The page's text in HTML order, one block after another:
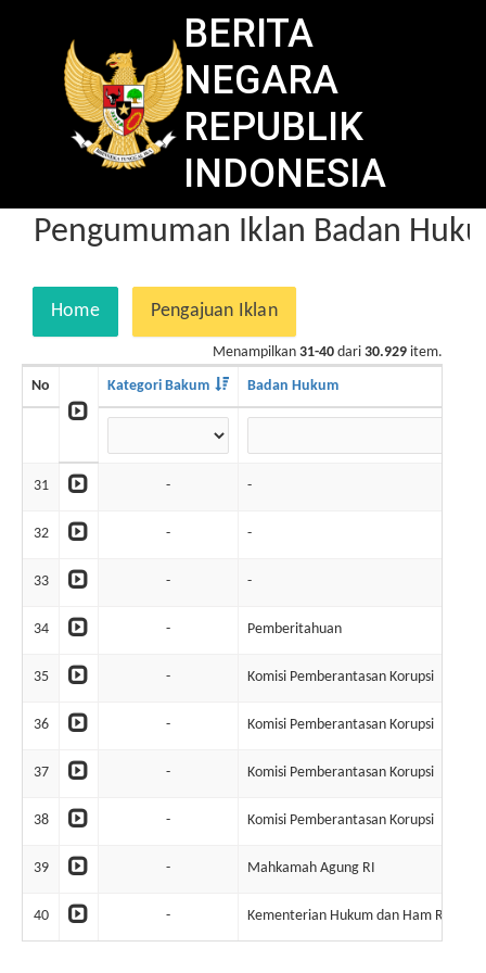
BERITA
NEGARA
REPUBLIK
INDONESIA
Pengumuman Iklan Badan
Home Pengajuan Iklan
Menampilkan 31-40 dari 30.929 item.
No Kategori Bakum Badan Hukum
31 - -
32 - -
33 - -
34 - Pemberitahuan
35 - Komisi Pemberantasan Korupsi
36 - Komisi Pemberantasan Korupsi
37 - Komisi Pemberantasan Korupsi
38 - Komisi Pemberantasan Korupsi
39 - Mahkamah Agung RI
40 - Kementerian Hukum dan Ham RI